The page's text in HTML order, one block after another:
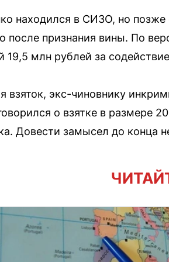
находился в СИЗО, но
после признания вины. По
19,5 млн рублей за
взяток, экс-чиновнику
о взятке в размере
Довести замысел до конца